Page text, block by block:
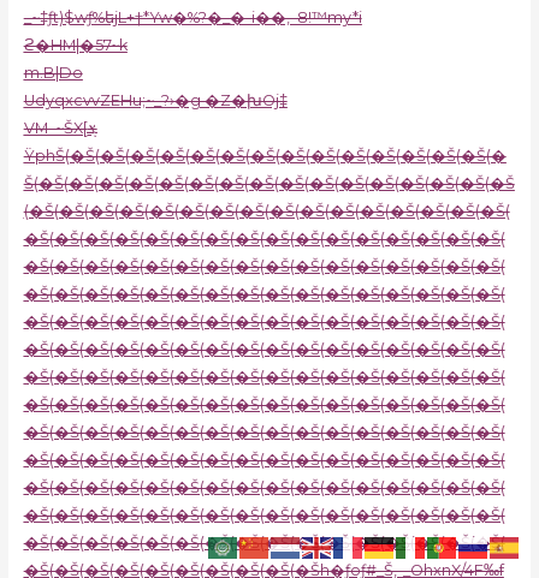
_~‡ƒt)$wƒ%եjL+†*Yw�%?�_�-i��‚–8!™my*i
ϩ�HM|�57~k
m.B|Do
UdyqxcvvZEHu;~_?›�g �Z�խOj‡
VM–~ŠX[ܮ
ŸphŠ(�Š(�Š(�Š(�Š(�Š(�Š(�Š(�Š(�Š(�Š(�Š(�Š(�Š(�Š(�
Š(�Š(�Š(�Š(�Š(�Š(�Š(�Š(�Š(�Š(�Š(�Š(�Š(�Š(�Š(�Š(�Š
(�Š(�Š(�Š(�Š(�Š(�Š(�Š(�Š(�Š(�Š(�Š(�Š(�Š(�Š(�Š(�Š(
�Š(�Š(�Š(�Š(�Š(�Š(�Š(�Š(�Š(�Š(�Š(�Š(�Š(�Š(�Š(�Š(
�Š(�Š(�Š(�Š(�Š(�Š(�Š(�Š(�Š(�Š(�Š(�Š(�Š(�Š(�Š(�Š(
�Š(�Š(�Š(�Š(�Š(�Š(�Š(�Š(�Š(�Š(�Š(�Š(�Š(�Š(�Š(�Š(
�Š(�Š(�Š(�Š(�Š(�Š(�Š(�Š(�Š(�Š(�Š(�Š(�Š(�Š(�Š(�Š(
�Š(�Š(�Š(�Š(�Š(�Š(�Š(�Š(�Š(�Š(�Š(�Š(�Š(�Š(�Š(�Š(
�Š(�Š(�Š(�Š(�Š(�Š(�Š(�Š(�Š(�Š(�Š(�Š(�Š(�Š(�Š(�Š(
�Š(�Š(�Š(�Š(�Š(�Š(�Š(�Š(�Š(�Š(�Š(�Š(�Š(�Š(�Š(�Š(
�Š(�Š(�Š(�Š(�Š(�Š(�Š(�Š(�Š(�Š(�Š(�Š(�Š(�Š(�Š(�Š(
�Š(�Š(�Š(�Š(�Š(�Š(�Š(�Š(�Š(�Š(�Š(�Š(�Š(�Š(�Š(�Š(
�Š(�Š(�Š(�Š(�Š(�Š(�Š(�Š(�Š(�Š(�Š(�Š(�Š(�Š(�Š(�Š(
�Š(�Š(�Š(�Š(�Š(�Š(�Š(�Š(�Š(�Š(�Š(�Š(�Š(�Š(�Š(�Š(
�Š(�Š(�Š(�Š(�Š(�Š(�Š(�Š(�Š(�Š(�Š(�Š(�Š(�Š(�Š(�Š(
�Š(�Š(�Š(�Š(�Š(�Š(�Š(�Š(�Š(�Šh�ƒoƒ#_Š‚-_OhxnX/4F‰f